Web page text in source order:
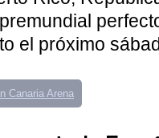
el próximo
Canaria Arena